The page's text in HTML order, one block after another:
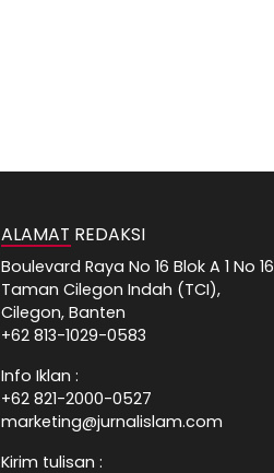
ALAMAT REDAKSI
Boulevard Raya No 16 Blok A 1 No 16
Taman Cilegon Indah (TCI),
Cilegon, Banten
+62 813-1029-0583
Info Iklan :
+62 821-2000-0527
marketing@jurnalislam.com
Kirim tulisan :